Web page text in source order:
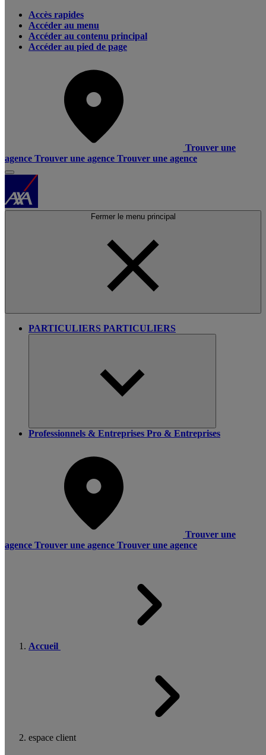
Accès rapides
Accéder au menu
Accéder au contenu principal
Accéder au pied de page
Trouver une
agence Trouver une agence Trouver une agence
Fermer le menu principal
PARTICULIERS PARTICULIERS
Professionnels & Entreprises Pro & Entreprises
Trouver une
agence Trouver une agence Trouver une agence
Accueil
espace client